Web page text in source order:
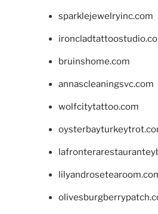
sparklejewelryinc.com
bruinshome.com
annascleaningsvc.com
wolfcitytattoo.com